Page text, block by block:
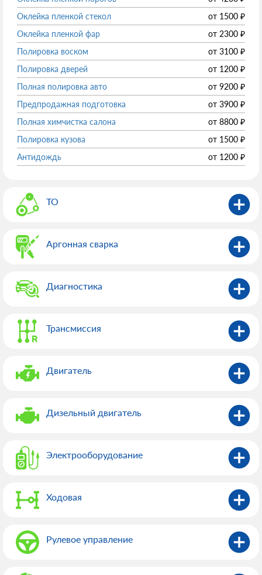
Оклейка пленкой стекол
от 1500 ₽
Оклейка пленкой фар
от 2300 ₽
Полировка воском
от 3100 ₽
Полировка дверей
от 1200 ₽
Полная полировка авто
от 9200 ₽
Предпродажная подготовка
от 3900 ₽
Полная химчистка салона
от 8800 ₽
Полировка кузова
от 1500 ₽
Антидождь
от 1200 ₽
ТО
Аргонная сварка
Диагностика
Трансмиссия
Двигатель
Дизельный двигатель
Электрооборудованиe
Ходовая
Рулевое управление